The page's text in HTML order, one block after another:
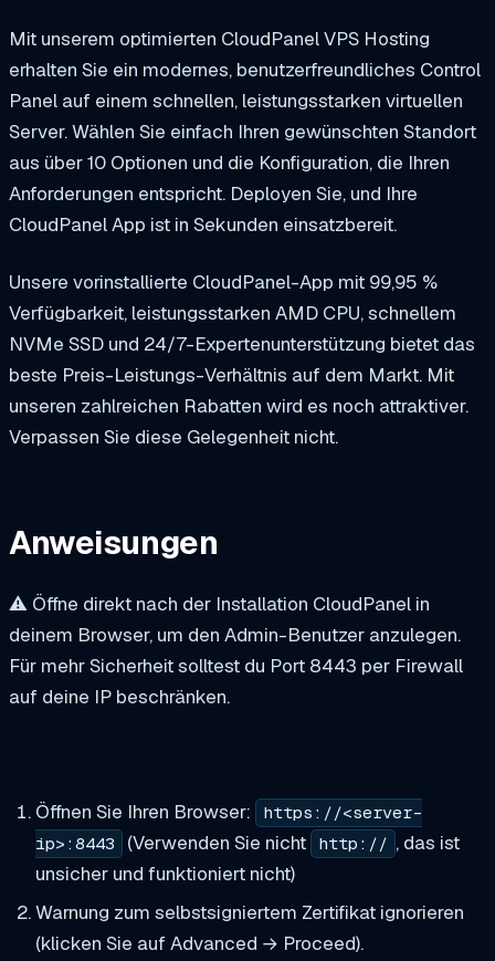
Mit unserem optimierten CloudPanel VPS Hosting
erhalten Sie ein modernes, benutzerfreundliches Control
Panel auf einem schnellen, leistungsstarken virtuellen
Server. Wählen Sie einfach Ihren gewünschten Standort
aus über 10 Optionen und die Konfiguration, die Ihren
Anforderungen entspricht. Deployen Sie, und Ihre
CloudPanel App ist in Sekunden einsatzbereit.
Unsere vorinstallierte CloudPanel-App mit 99,95 %
Verfügbarkeit, leistungsstarken AMD CPU, schnellem
NVMe SSD und 24/7-Expertenunterstützung bietet das
beste Preis-Leistungs-Verhältnis auf dem Markt. Mit
unseren zahlreichen Rabatten wird es noch attraktiver.
Verpassen Sie diese Gelegenheit nicht.
Anweisungen
⚠️ Öffne direkt nach der Installation CloudPanel in
deinem Browser, um den Admin-Benutzer anzulegen.
Für mehr Sicherheit solltest du Port 8443 per Firewall
auf deine IP beschränken.
Öffnen Sie Ihren Browser:
https://<server-
ip>:8443
(Verwenden Sie nicht http:// , das ist
unsicher und funktioniert nicht)
Warnung zum selbstsigniertem Zertifikat ignorieren
(klicken Sie auf Advanced → Proceed).